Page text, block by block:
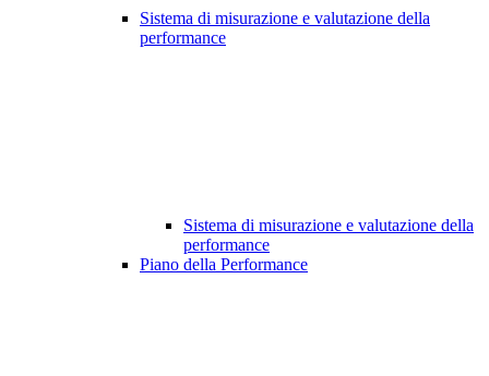
Sistema di misurazione e valutazione della
performance
Sistema di misurazione e valutazione della
performance
Piano della Performance